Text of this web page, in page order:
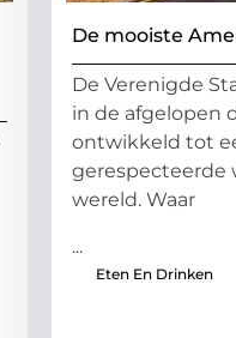
De mooiste
De Verenigde
in de afgelopen
ontwikkeld tot
gerespecteerde
wereld. Waar
...
Eten En Drinken